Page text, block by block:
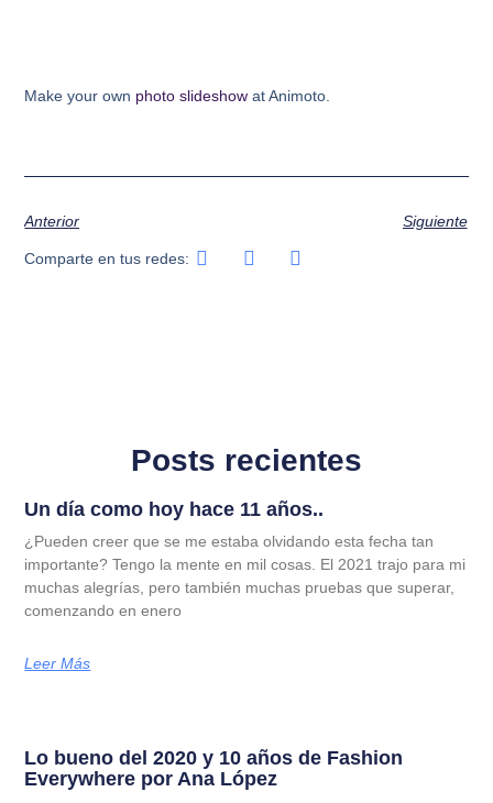
Make your own photo slideshow at Animoto.
Anterior Siguiente
Comparte en tus redes:
Posts recientes
Un día como hoy hace 11 años..
¿Pueden creer que se me estaba olvidando esta fecha tan
importante? Tengo la mente en mil cosas. El 2021 trajo para mi
muchas alegrías, pero también muchas pruebas que superar,
comenzando en enero
Leer Más
Lo bueno del 2020 y 10 años de Fashion
Everywhere por Ana López